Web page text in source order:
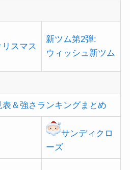
スマス
新ツム第2弾:
ウィッシュ新ツム
＆強さランキングまとめ
サンディクロ
ーズ